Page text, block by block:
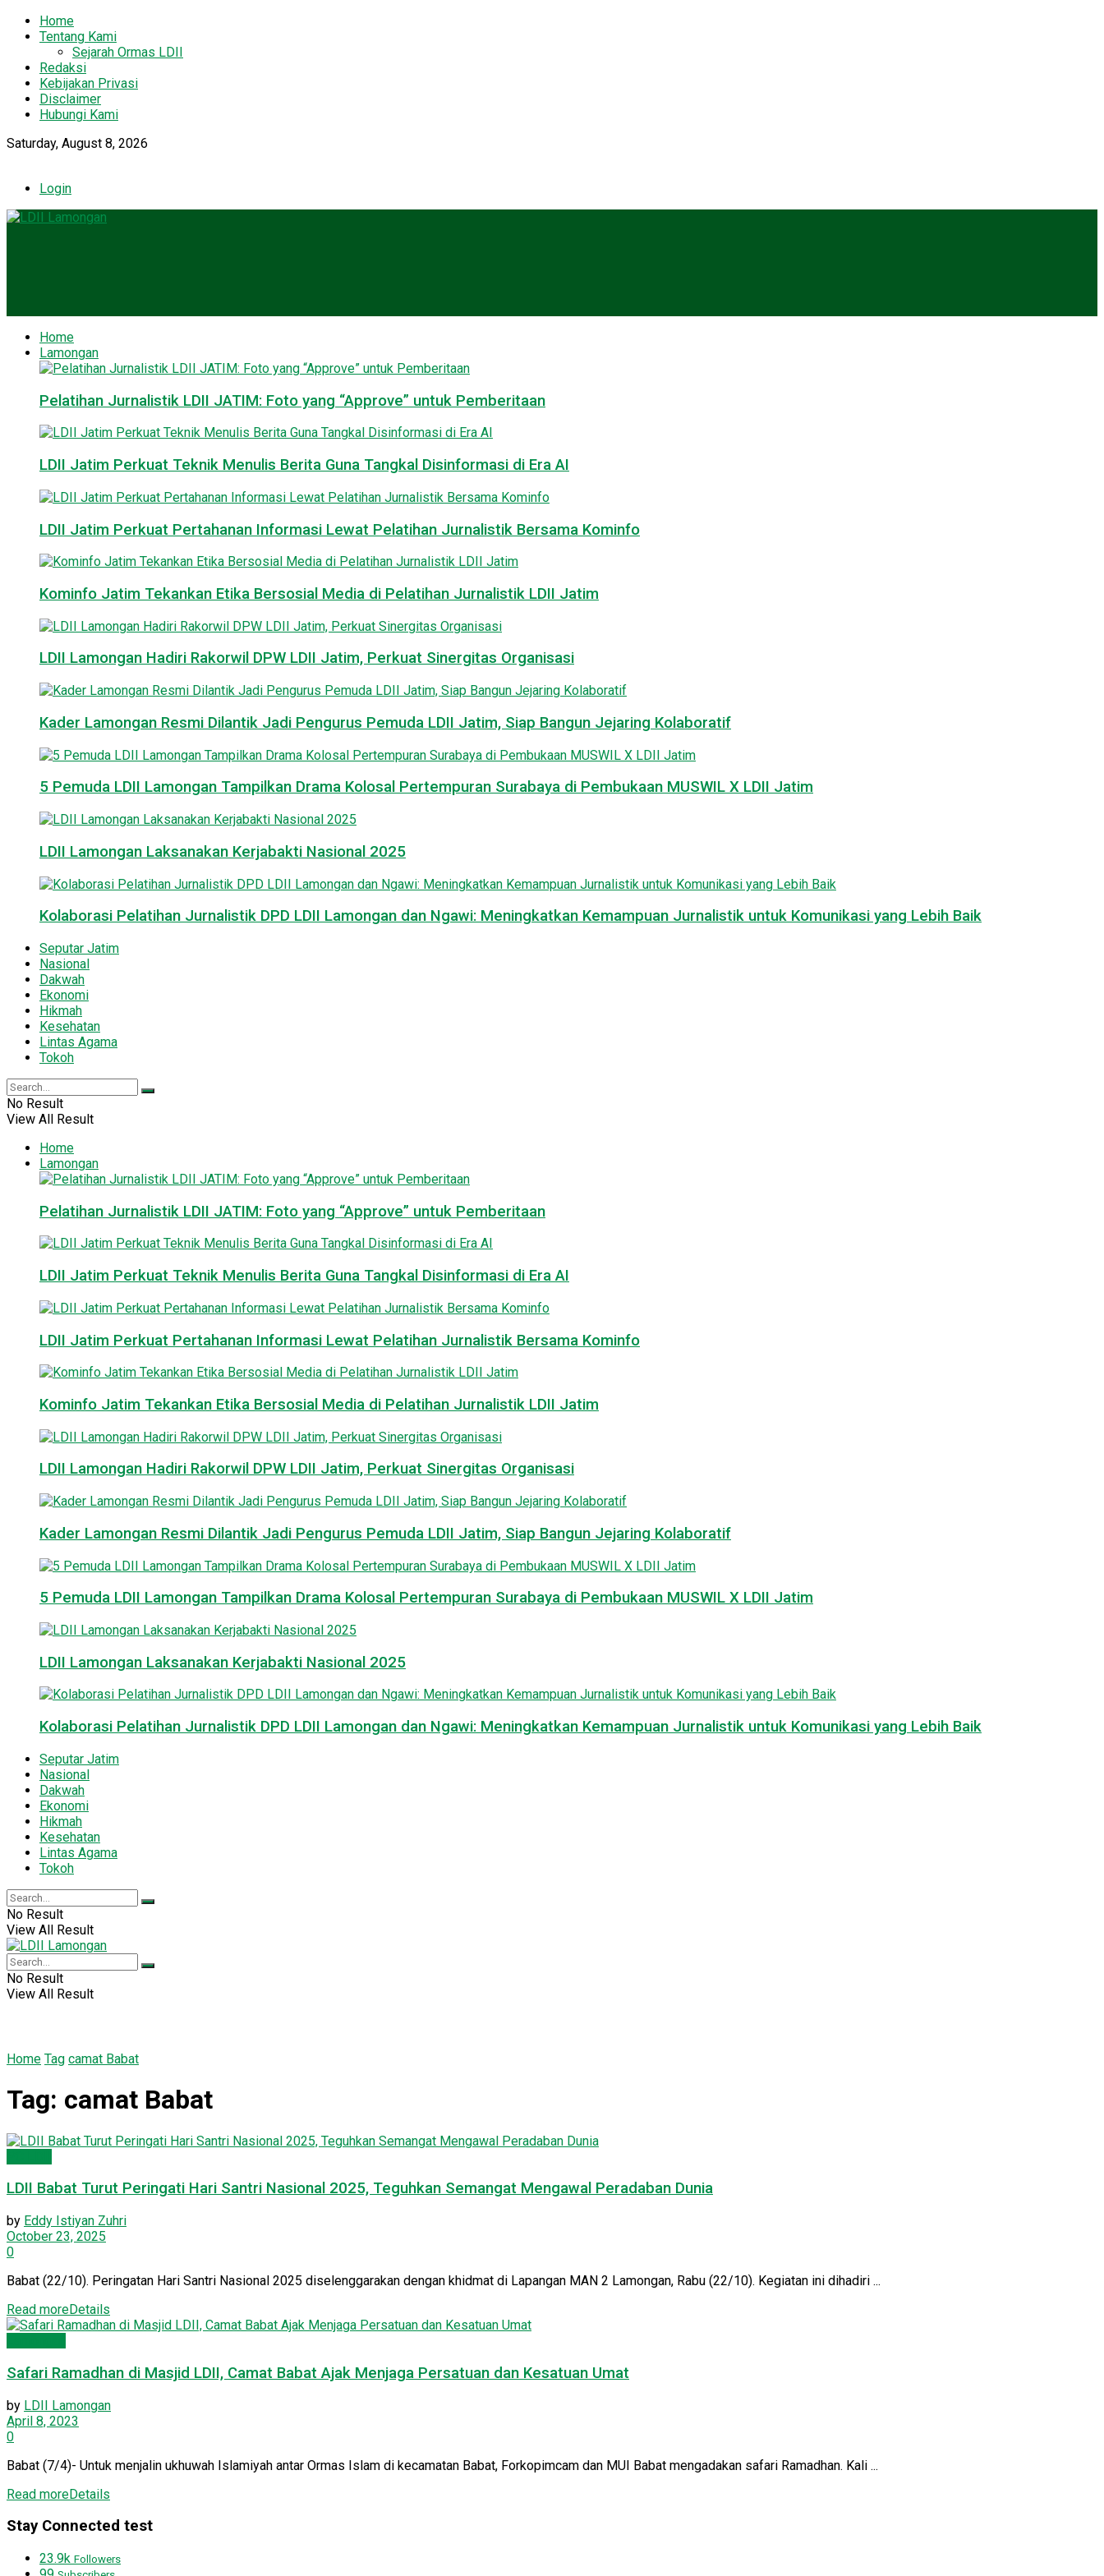
Home
Tentang Kami
Sejarah Ormas LDII
Redaksi
Kebijakan Privasi
Disclaimer
Hubungi Kami
Saturday, August 8, 2026
Login
Home
Lamongan
Pelatihan Jurnalistik LDII JATIM: Foto yang “Approve” untuk Pemberitaan
LDII Jatim Perkuat Teknik Menulis Berita Guna Tangkal Disinformasi di Era AI
LDII Jatim Perkuat Pertahanan Informasi Lewat Pelatihan Jurnalistik Bersama Kominfo
Kominfo Jatim Tekankan Etika Bersosial Media di Pelatihan Jurnalistik LDII Jatim
LDII Lamongan Hadiri Rakorwil DPW LDII Jatim, Perkuat Sinergitas Organisasi
Kader Lamongan Resmi Dilantik Jadi Pengurus Pemuda LDII Jatim, Siap Bangun Jejaring Kolaboratif
5 Pemuda LDII Lamongan Tampilkan Drama Kolosal Pertempuran Surabaya di Pembukaan MUSWIL X LDII Jatim
LDII Lamongan Laksanakan Kerjabakti Nasional 2025
Kolaborasi Pelatihan Jurnalistik DPD LDII Lamongan dan Ngawi: Meningkatkan Kemampuan Jurnalistik untuk Komunikasi yang Lebih Baik
Seputar Jatim
Nasional
Dakwah
Ekonomi
Hikmah
Kesehatan
Lintas Agama
Tokoh
No Result
View All Result
Home
Lamongan
Pelatihan Jurnalistik LDII JATIM: Foto yang “Approve” untuk Pemberitaan
LDII Jatim Perkuat Teknik Menulis Berita Guna Tangkal Disinformasi di Era AI
LDII Jatim Perkuat Pertahanan Informasi Lewat Pelatihan Jurnalistik Bersama Kominfo
Kominfo Jatim Tekankan Etika Bersosial Media di Pelatihan Jurnalistik LDII Jatim
LDII Lamongan Hadiri Rakorwil DPW LDII Jatim, Perkuat Sinergitas Organisasi
Kader Lamongan Resmi Dilantik Jadi Pengurus Pemuda LDII Jatim, Siap Bangun Jejaring Kolaboratif
5 Pemuda LDII Lamongan Tampilkan Drama Kolosal Pertempuran Surabaya di Pembukaan MUSWIL X LDII Jatim
LDII Lamongan Laksanakan Kerjabakti Nasional 2025
Kolaborasi Pelatihan Jurnalistik DPD LDII Lamongan dan Ngawi: Meningkatkan Kemampuan Jurnalistik untuk Komunikasi yang Lebih Baik
Seputar Jatim
Nasional
Dakwah
Ekonomi
Hikmah
Kesehatan
Lintas Agama
Tokoh
No Result
View All Result
No Result
View All Result
Home Tag camat Babat
Tag: camat Babat
LDII Babat Turut Peringati Hari Santri Nasional 2025, Teguhkan Semangat Mengawal Peradaban Dunia
by Eddy Istiyan Zuhri
October 23, 2025
0
Babat (22/10). Peringatan Hari Santri Nasional 2025 diselenggarakan dengan khidmat di Lapangan MAN 2 Lamongan, Rabu (22/10). Kegiatan ini dihadiri ...
Read moreDetails
Safari Ramadhan di Masjid LDII, Camat Babat Ajak Menjaga Persatuan dan Kesatuan Umat
by LDII Lamongan
April 8, 2023
0
Babat (7/4)- Untuk menjalin ukhuwah Islamiyah antar Ormas Islam di kecamatan Babat, Forkopimcam dan MUI Babat mengadakan safari Ramadhan. Kali ...
Read moreDetails
Stay Connected test
23.9k Followers